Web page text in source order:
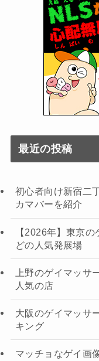
最近の投稿
初心者向け新宿二
カマバーを紹介
【2026年】東京
どの人気発展場
上野のゲイマッサ
人気の店
大阪のゲイマッサ
キング
マッチョなゲイ画